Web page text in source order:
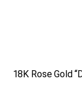
18K Rose Gold